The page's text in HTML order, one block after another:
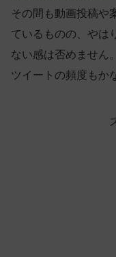
その間も動画投稿や
ているものの、やは
ない感は否めません。
ツイートの頻度もか